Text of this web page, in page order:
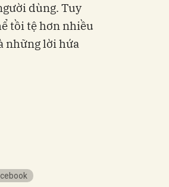
dùng. Tuy
tồi tệ hơn nhiều
những lời hứa